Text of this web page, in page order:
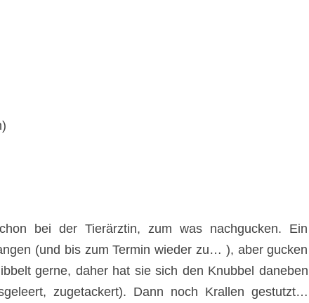
bei der Tierärztin, zum was nachgucken. Ein
(und bis zum Termin wieder zu… ), aber gucken
gerne, daher hat sie sich den Knubbel daneben
zugetackert). Dann noch Krallen gestutzt…